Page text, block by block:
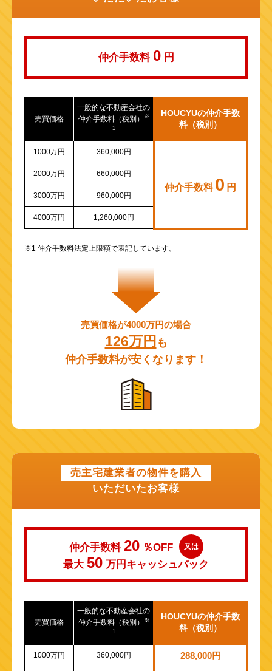
山陽新幹線
仲介手数料 0 円
売買価格
一般的な不動産会社の
仲介手数料（税別）
※
1
HOUCYUの仲介手数
料（税別）
1000万円 360,000円
仲介手数料 0 円
2000万円 660,000円
3000万円 960,000円
4000万円 1,260,000円
※1 仲介手数料法定上限額で表記しています。
売買価格が4000万円の場合
126万円 も
仲介手数料が安くなります！
売主宅建業者の物件を購入
いただいたお客様
仲介手数料 20 ％OFF 又は
最大 50 万円 キャッシュバック
売買価格
一般的な不動産会社の
仲介手数料（税別）
※
1
HOUCYUの仲介手数
料（税別）
1000万円 360,000円 288,000円